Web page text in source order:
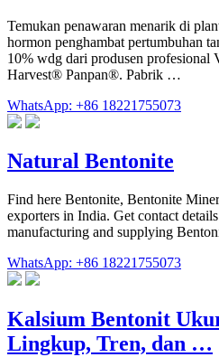
Temukan penawaran menarik di
hormon penghambat pertumbuhan
10% wdg dari produsen
Harvest® Panpan®. Pabrik …
WhatsApp: +86 18221755073
Natural Bentonite
Find here Bentonite, Bentonite
exporters in India. Get contact
manufacturing and supplying
WhatsApp: +86 18221755073
Kalsium Bentonit
Lingkup, Tren, dan …